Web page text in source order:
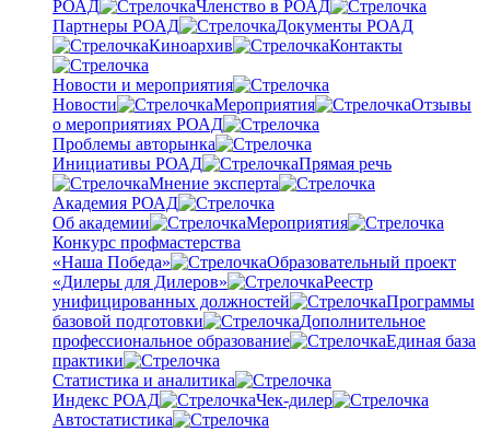
РОАД
Членство в РОАД
Партнеры РОАД
Документы РОАД
Киноархив
Контакты
Новости и мероприятия
Новости
Мероприятия
Отзывы
о мероприятиях РОАД
Проблемы авторынка
Инициативы РОАД
Прямая речь
Мнение эксперта
Академия РОАД
Об академии
Мероприятия
Конкурс профмастерства
«Наша Победа»
Образовательный проект
«Дилеры для Дилеров»
Реестр
унифицированных должностей
Программы
базовой подготовки
Дополнительное
профессиональное образование
Единая база
практики
Статистика и аналитика
Индекс РОАД
Чек-дилер
Автостатистика